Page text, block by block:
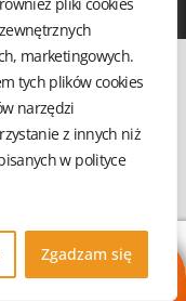
marketingowych.
tych plików cookies
narzędzi
z innych niż
w polityce
Zgadzam się